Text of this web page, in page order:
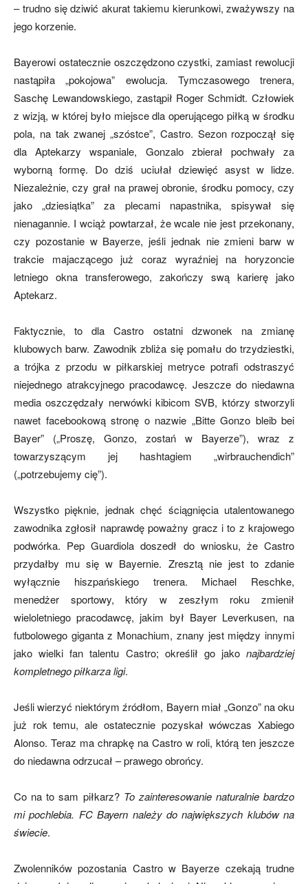
– trudno się dziwić akurat takiemu kierunkowi, zważywszy na
jego korzenie.
Bayerowi ostatecznie oszczędzono czystki, zamiast rewolucji
nastąpiła „pokojowa” ewolucja. Tymczasowego trenera,
Saschę Lewandowskiego, zastąpił Roger Schmidt. Człowiek
z wizją, w której było miejsce dla operującego piłką w środku
pola, na tak zwanej „szóstce”, Castro. Sezon rozpoczął się
dla Aptekarzy wspaniale, Gonzalo zbierał pochwały za
wyborną formę. Do dziś uciułał dziewięć asyst w lidze.
Niezależnie, czy grał na prawej obronie, środku pomocy, czy
jako „dziesiątka” za plecami napastnika, spisywał się
nienagannie. I wciąż powtarzał, że wcale nie jest przekonany,
czy pozostanie w Bayerze, jeśli jednak nie zmieni barw w
trakcie majaczącego już coraz wyraźniej na horyzoncie
letniego okna transferowego, zakończy swą karierę jako
Aptekarz.
Faktycznie, to dla Castro ostatni dzwonek na zmianę
klubowych barw. Zawodnik zbliża się pomału do trzydziestki,
a trójka z przodu w piłkarskiej metryce potrafi odstraszyć
niejednego atrakcyjnego pracodawcę. Jeszcze do niedawna
media oszczędzały nerwówki kibicom SVB, którzy stworzyli
nawet facebookową stronę o nazwie „Bitte Gonzo bleib bei
Bayer” („Proszę, Gonzo, zostań w Bayerze”), wraz z
towarzyszącym jej hashtagiem „wirbrauchendich”
(„potrzebujemy cię”).
Wszystko pięknie, jednak chęć ściągnięcia utalentowanego
zawodnika zgłosił naprawdę poważny gracz i to z krajowego
podwórka. Pep Guardiola doszedł do wniosku, że Castro
przydałby mu się w Bayernie. Zresztą nie jest to zdanie
wyłącznie hiszpańskiego trenera. Michael Reschke,
menedżer sportowy, który w zeszłym roku zmienił
wieloletniego pracodawcę, jakim był Bayer Leverkusen, na
futbolowego giganta z Monachium, znany jest między innymi
jako wielki fan talentu Castro; określił go jako najbardziej
kompletnego piłkarza ligi.
Jeśli wierzyć niektórym źródłom, Bayern miał „Gonzo” na oku
już rok temu, ale ostatecznie pozyskał wówczas Xabiego
Alonso. Teraz ma chrapkę na Castro w roli, którą ten jeszcze
do niedawna odrzucał – prawego obrońcy.
Co na to sam piłkarz? To zainteresowanie naturalnie bardzo
mi pochlebia. FC Bayern należy do największych klubów na
świecie.
Zwolenników pozostania Castro w Bayerze czekają trudne